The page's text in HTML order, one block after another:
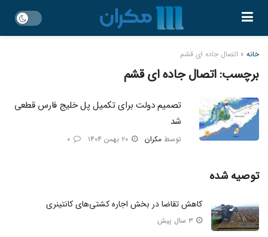
خانه » اتصال جاده ای قشم
برچسب:اتصال جاده ای قشم
تصمیم دولت برای تکمیل پل خلیج فارس قطعی
شد
توسط مکران
توصیه شده
کاهش تقاضا در بخش اجاره کشتی‌های کانتینری